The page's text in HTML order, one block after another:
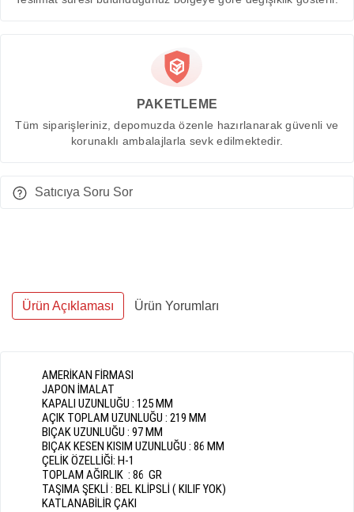
PAKETLEME
Tüm siparişleriniz, depomuzda özenle hazırlanarak güvenli ve
korunaklı ambalajlarla sevk edilmektedir.
Satıcıya Soru Sor
Ürün Açıklaması Ürün Yorumları
AMERİKAN FİRMASI
JAPON İMALAT
KAPALI UZUNLUĞU : 125 MM
AÇIK TOPLAM UZUNLUĞU : 219 MM
BIÇAK UZUNLUĞU : 97 MM
BIÇAK KESEN KISIM UZUNLUĞU : 86 MM
ÇELİK ÖZELLİĞİ: H-1
TOPLAM AĞIRLIK : 86 GR
TAŞIMA ŞEKLİ : BEL KLİPSLİ ( KILIF YOK)
KATLANABİLİR ÇAKI